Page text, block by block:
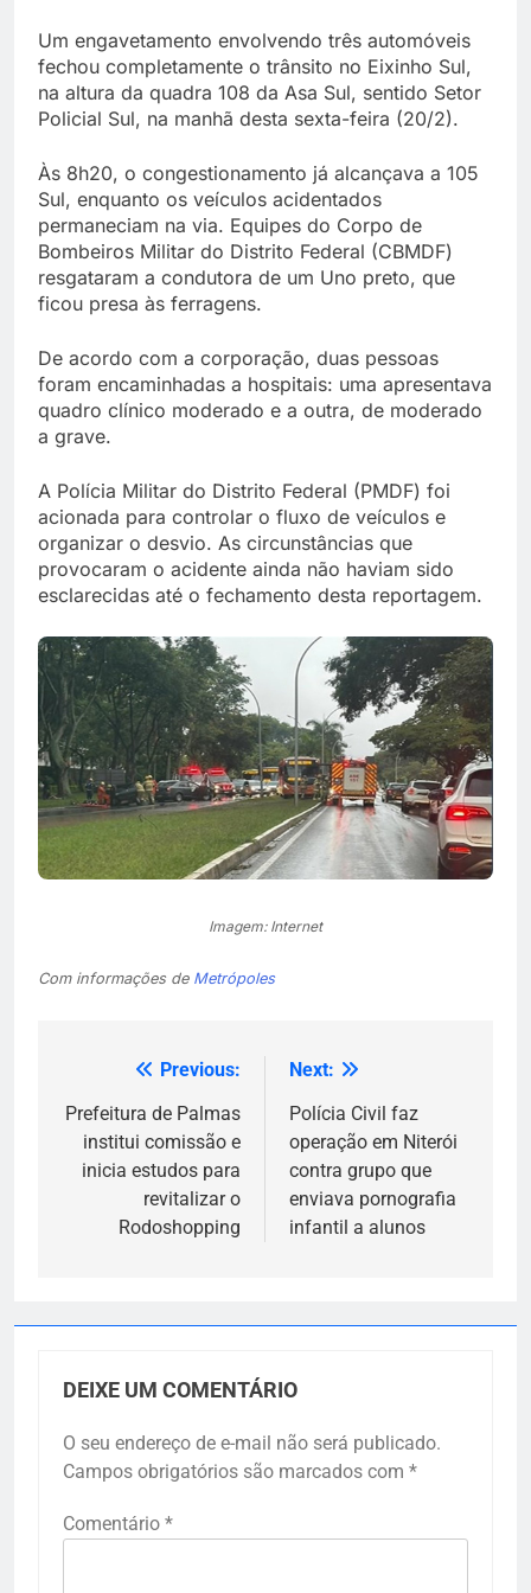
Um engavetamento envolvendo três automóveis
fechou completamente o trânsito no Eixinho Sul,
na altura da quadra 108 da Asa Sul, sentido Setor
Policial Sul, na manhã desta sexta-feira (20/2).
Às 8h20, o congestionamento já alcançava a 105
Sul, enquanto os veículos acidentados
permaneciam na via. Equipes do Corpo de
Bombeiros Militar do Distrito Federal (CBMDF)
resgataram a condutora de um Uno preto, que
ficou presa às ferragens.
De acordo com a corporação, duas pessoas
foram encaminhadas a hospitais: uma apresentava
quadro clínico moderado e a outra, de moderado
a grave.
A Polícia Militar do Distrito Federal (PMDF) foi
acionada para controlar o fluxo de veículos e
organizar o desvio. As circunstâncias que
provocaram o acidente ainda não haviam sido
esclarecidas até o fechamento desta reportagem.
Imagem: Internet
Com informações de Metrópoles
Navegação
de
Post
Previous:
Prefeitura de Palmas
institui comissão e
inicia estudos para
revitalizar o
Rodoshopping
Next:
Polícia Civil faz
operação em Niterói
contra grupo que
enviava pornografia
infantil a alunos
DEIXE UM COMENTÁRIO
O seu endereço de e-mail não será publicado.
Campos obrigatórios são marcados com *
Comentário *